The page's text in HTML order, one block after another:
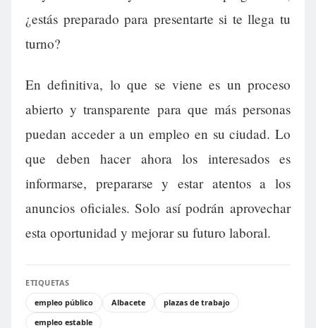
¿estás preparado para presentarte si te llega tu
turno?
En definitiva, lo que se viene es un proceso
abierto y transparente para que más personas
puedan acceder a un empleo en su ciudad. Lo
que deben hacer ahora los interesados es
informarse, prepararse y estar atentos a los
anuncios oficiales. Solo así podrán aprovechar
esta oportunidad y mejorar su futuro laboral.
ETIQUETAS
empleo público
Albacete
plazas de trabajo
empleo estable